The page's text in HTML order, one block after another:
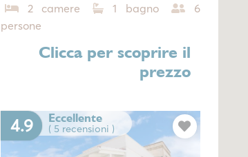
2 camere
1 bagno
6
persone
Clicca per scoprire il
prezzo
4.9 Eccellente
( 5 recensioni )